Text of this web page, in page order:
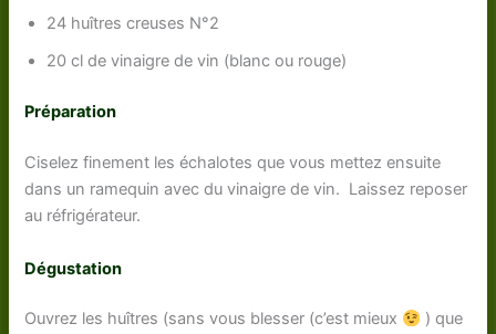
24 huîtres creuses N°2
20 cl de vinaigre de vin (blanc ou rouge)
Préparation
Ciselez finement les échalotes que vous mettez ensuite
dans un ramequin avec du vinaigre de vin. Laissez reposer
au réfrigérateur.
Dégustation
Ouvrez les huîtres (sans vous blesser (c’est mieux
) que